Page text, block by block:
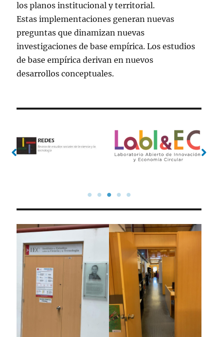
los planos institucional y territorial.
Estas implementaciones generan nuevas
preguntas que dinamizan nuevas
investigaciones de base empírica. Los estudios
de base empírica derivan en nuevos
desarrollos conceptuales.